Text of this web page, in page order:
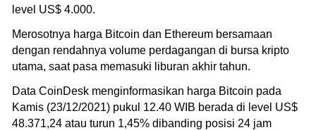
level US$ 4.000.
Merosotnya harga Bitcoin dan Ethereum bersamaan
dengan rendahnya volume perdagangan di bursa kripto
utama, saat pasa memasuki liburan akhir tahun.
Data CoinDesk menginformasikan harga Bitcoin pada
Kamis (23/12/2021) pukul 12.40 WIB berada di level US$
48.371,24 atau turun 1,45% dibanding posisi 24 jam